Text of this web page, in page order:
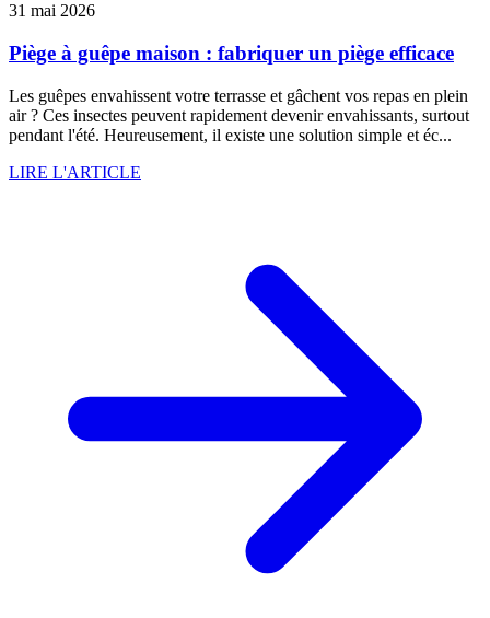
31 mai 2026
Piège à guêpe maison : fabriquer un piège efficace
Les guêpes envahissent votre terrasse et gâchent vos repas en plein
air ? Ces insectes peuvent rapidement devenir envahissants, surtout
pendant l'été. Heureusement, il existe une solution simple et éc...
LIRE L'ARTICLE